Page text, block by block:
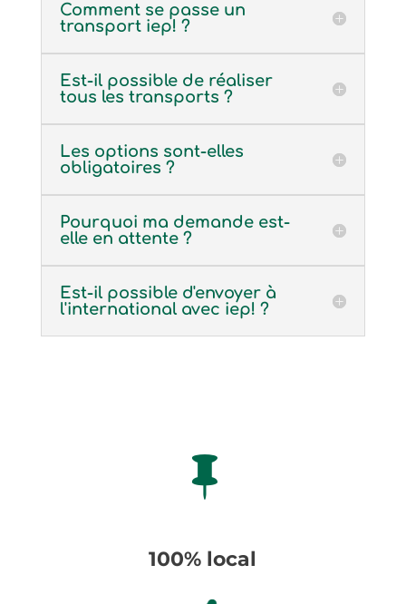
Comment se passe un
transport iep! ?
Est-il possible de réaliser
tous les transports ?
Les options sont-elles
obligatoires ?
Pourquoi ma demande est-
elle en attente ?
Est-il possible d'envoyer à
l'international avec iep! ?

100% local